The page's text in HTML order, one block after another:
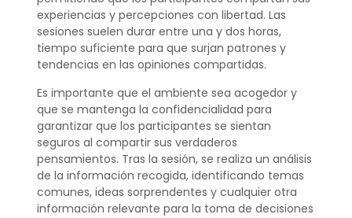
experiencias y percepciones con libertad. Las
sesiones suelen durar entre una y dos horas,
tiempo suficiente para que surjan patrones y
tendencias en las opiniones compartidas.
Es importante que el ambiente sea acogedor y
que se mantenga la confidencialidad para
garantizar que los participantes se sientan
seguros al compartir sus verdaderos
pensamientos. Tras la sesión, se realiza un análisis
de la información recogida, identificando temas
comunes, ideas sorprendentes y cualquier otra
información relevante para la toma de decisiones